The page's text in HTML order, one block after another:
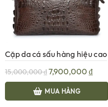
Cặp da cá sấu hàng hiệu cao
cấp GS980 – Nâu
15,000,000₫Giá
gốc
là:
15,000,000 ₫.
7,900,000₫Giá
hiện
là:
MUA HÀNG